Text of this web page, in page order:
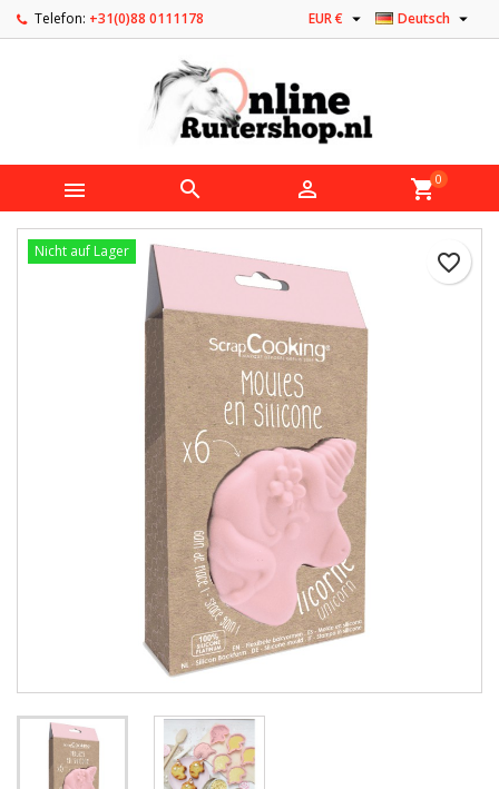
Telefon: +31(0)88 0111178 Deutsch 
EUR € 
   shopping_cart0
favorite_border
Nicht auf Lager